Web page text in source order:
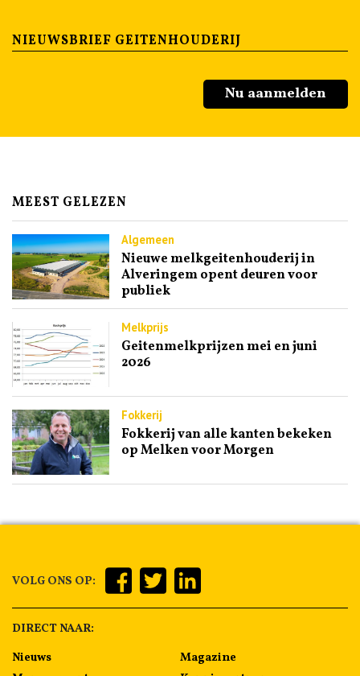
NIEUWSBRIEF GEITENHOUDERIJ
Nu aanmelden
MEEST GELEZEN
Algemeen
Nieuwe melkgeitenhouderij in
Alveringem opent deuren voor
publiek
Melkprijs
Geitenmelkprijzen mei en juni
2026
Fokkerij
Fokkerij van alle kanten bekeken
op Melken voor Morgen
VOLG ONS OP:
DIRECT NAAR:
Nieuws
Magazine